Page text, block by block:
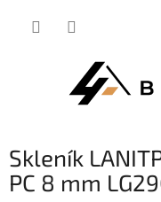
skleník LANITPLAST LUCIUS 3x8m
PC 8 mm